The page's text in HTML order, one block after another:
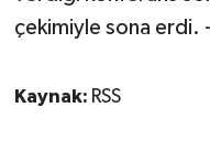
çekimiyle sona erdi.
Kaynak: RSS